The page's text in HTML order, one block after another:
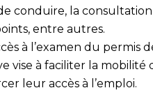
conduire, la consultation
entre autres.
à l’examen du permis
vise à faciliter la
leur accès à l’emploi.